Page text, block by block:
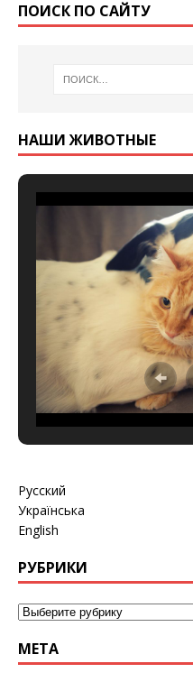
ПОИСК ПО САЙТУ
НАШИ ЖИВОТНЫЕ
Русский
Українська
English
РУБРИКИ
МЕТА